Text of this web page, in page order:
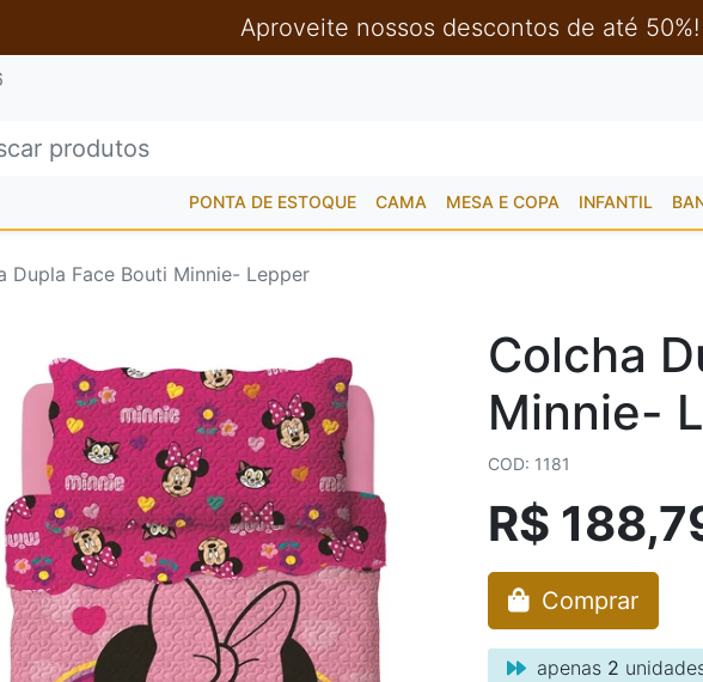
Aproveite nossos descontos de até 50%!
PONTA DE ESTOQUE CAMA MESA E COPA INFANTIL
Dupla Face Bouti Minnie- Lepper
Colcha
Minnie-
COD: 1181
R$
Comprar
apenas 2